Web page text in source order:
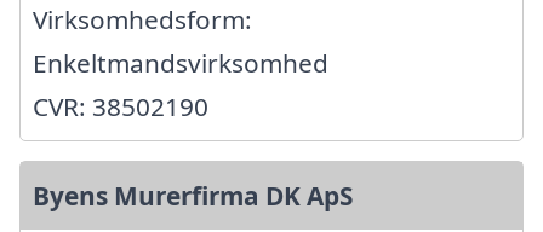
Virksomhedsform:
Enkeltmandsvirksomhed
CVR: 38502190
Byens Murerfirma DK ApS